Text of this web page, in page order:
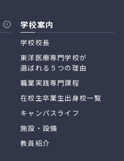
学校案内
学校校長
東洋医療専門学校が
選ばれる５つの理由
職業実践専門課程
在校生卒業生出身校一覧
キャンパスライフ
施設・設備
教員紹介